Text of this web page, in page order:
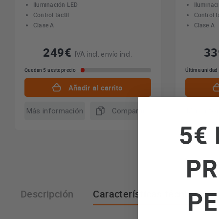
Iluminación LED
Control táctil
Clase A
249€ IVA incl. envío incl.
Quedan 5 a este precio
Añadir al carrito
Más información Comparar
Control
Clase A
Última unidad
Descripción Características técnicas
5€